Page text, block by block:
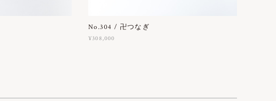
No.304 / 卍つなぎ
¥308,000